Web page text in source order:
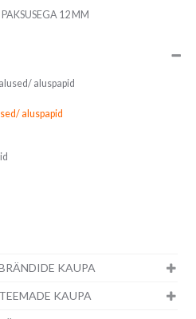
12 MM
aluspapid
aluspapid
KAUPA
KAUPA